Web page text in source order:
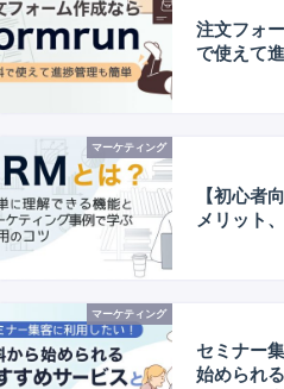
注文フォ
で使えて
マーケティング
【初心者
メリット
マーケティング
セミナー
始められ